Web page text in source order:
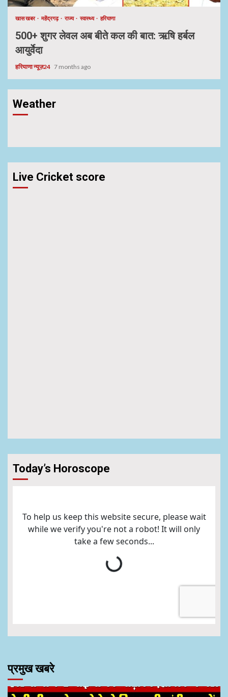
खास खबर महेंद्रगढ़ राज्य स्वास्थ्य हरियाणा
500+ शुगर लेवल अब बीते कल की बात: ऋषि हर्बल
आयुर्वेदा
हरियाणा न्यूज़24 7 months ago
Weather
Live Cricket score
Today’s Horoscope
प्रमुख खबरे